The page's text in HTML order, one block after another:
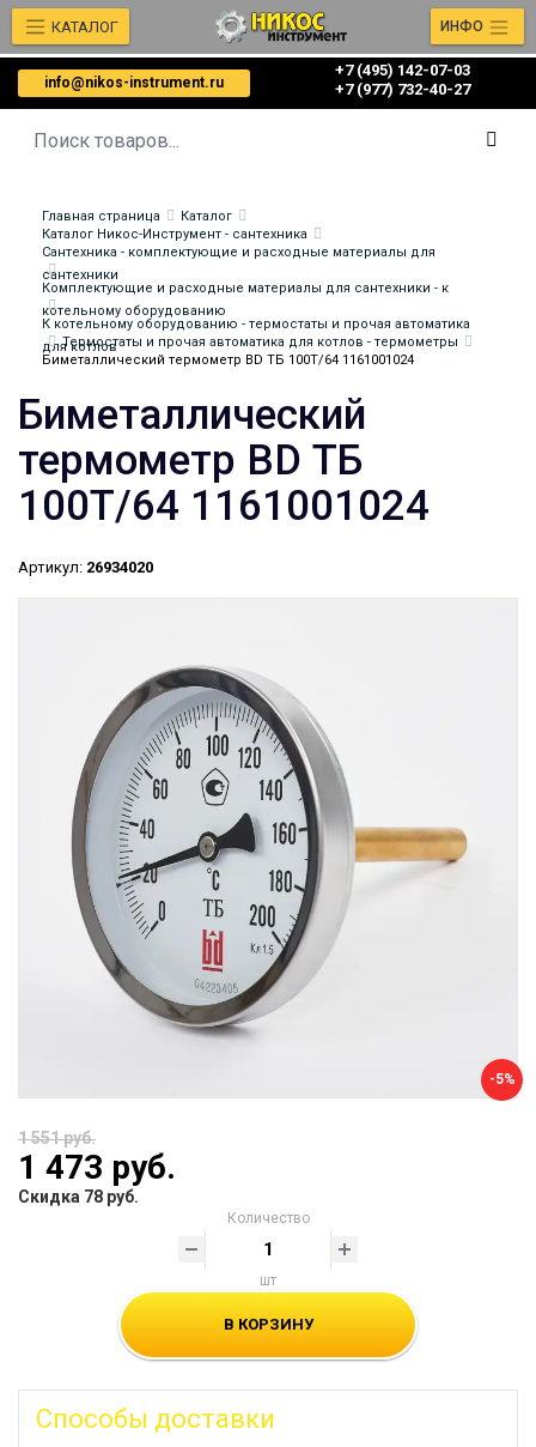
info@nikos-instrument.ru
+7 (495) 142-07-03
‎‎+7 (977) 732-40-27
КАТАЛОГ ИНФО
Главная страница
Каталог
Каталог Никос-Инструмент - сантехника
Сантехника - комплектующие и расходные материалы для
сантехники
Комплектующие и расходные материалы для сантехники - к
котельному оборудованию
К котельному оборудованию - термостаты и прочая автоматика
для котлов
Термостаты и прочая автоматика для котлов - термометры
Биметаллический термометр BD ТБ 100Т/64 1161001024
Биметаллический
термометр BD ТБ
100Т/64 1161001024
Артикул: 26934020
-5%
1 551 руб.
1 473 руб.
Скидка 78 руб.
Количество
шт
В КОРЗИНУ
Способы доставки